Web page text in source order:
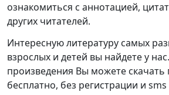
ознакомиться с аннотацией,
других читателей.
Интересную литературу самых
взрослых и детей вы найдете у
произведения Вы можете
бесплатно, без регистрации и